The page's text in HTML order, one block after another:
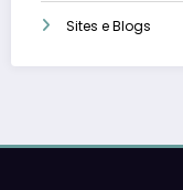
Sites e Blogs